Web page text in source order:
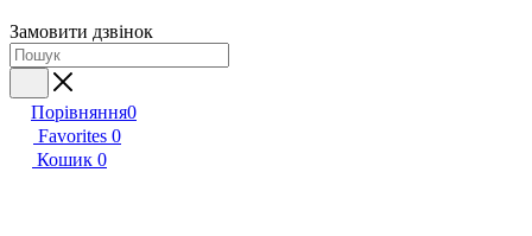
Замовити дзвінок
Порівняння0
Favorites 0
Кошик 0